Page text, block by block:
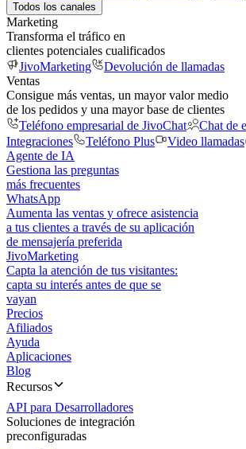
Todos los canales
Marketing
Transforma el tráfico en
clientes potenciales cualificados
JivoMarketing
Devolución de llamadas
Ventas
Consigue más ventas, un mayor valor medio
de los pedidos y una mayor base de clientes
Teléfono empresarial de JivoChat
Chat de
Integraciones
Teléfono Plus Video llamadas
Agente de IA
Gestiona las preguntas
más frecuentes
WhatsApp
Aumenta las ventas y ofrece asistencia
a tus clientes a través de su aplicación
de mensajería preferida
JivoMarketing
Capta la atención de tus visitantes:
capta su interés antes de que se
vayan
Precios
Afiliados
Ayuda
Aplicaciones
Blog
Recursos
API para Desarrolladores
Soluciones de integración
preconfiguradas